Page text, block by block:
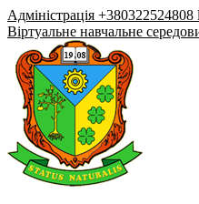
Адміністрація +380322524808
Віртуальне навчальне